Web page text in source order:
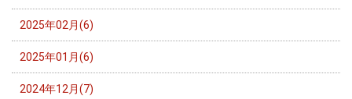
2025年02月(6)
2025年01月(6)
2024年12月(7)